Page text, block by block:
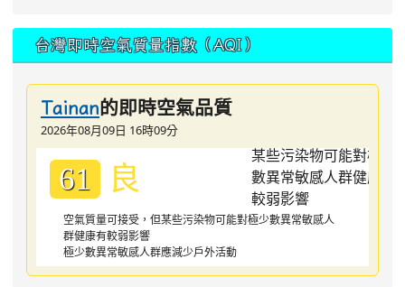
台灣即時空氣質量指數（AQI）
Tainan的即時空氣品質
2026年08月09日 16時09分
61 良
空氣質量可接受，但某些污染物可能對極少數異常敏感人
群健康有較弱影響
極少數異常敏感人群應減少戶外活動